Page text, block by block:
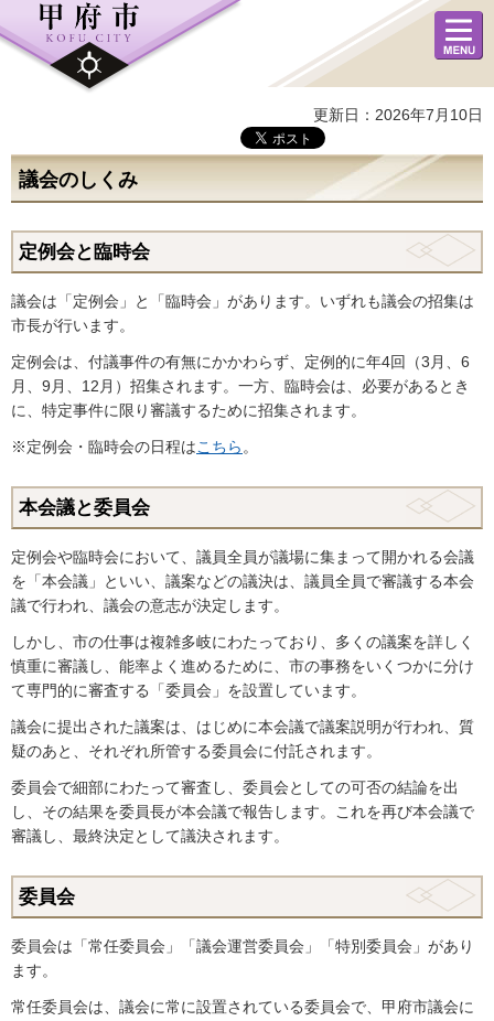
メニュ
ー
更新日：2026年7月10日
議会のしくみ
定例会と臨時会
議会は「定例会」と「臨時会」があります。いずれも議会の招集は
市長が行います。
定例会は、付議事件の有無にかかわらず、定例的に年4回（3月、6
月、9月、12月）招集されます。一方、臨時会は、必要があるとき
に、特定事件に限り審議するために招集されます。
※定例会・臨時会の日程はこちら 。
本会議と委員会
定例会や臨時会において、議員全員が議場に集まって開かれる会議
を「本会議」といい、議案などの議決は、議員全員で審議する本会
議で行われ、議会の意志が決定します。
しかし、市の仕事は複雑多岐にわたっており、多くの議案を詳しく
慎重に審議し、能率よく進めるために、市の事務をいくつかに分け
て専門的に審査する「委員会」を設置しています。
議会に提出された議案は、はじめに本会議で議案説明が行われ、質
疑のあと、それぞれ所管する委員会に付託されます。
委員会で細部にわたって審査し、委員会としての可否の結論を出
し、その結果を委員長が本会議で報告します。これを再び本会議で
審議し、最終決定として議決されます。
委員会
委員会は「常任委員会」「議会運営委員会」「特別委員会」があり
ます。
常任委員会は、議会に常に設置されている委員会で、甲府市議会に